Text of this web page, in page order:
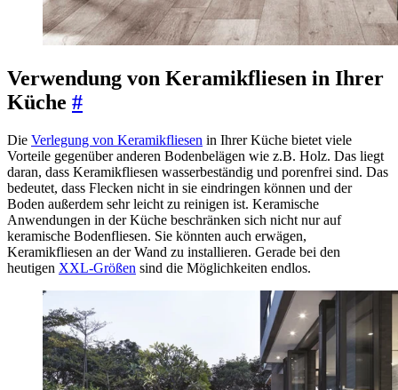
Verwendung von Keramikfliesen in Ihrer
Küche #
Die Verlegung von Keramikfliesen in Ihrer Küche bietet viele
Vorteile gegenüber anderen Bodenbelägen wie z.B. Holz. Das liegt
daran, dass Keramikfliesen wasserbeständig und porenfrei sind. Das
bedeutet, dass Flecken nicht in sie eindringen können und der
Boden außerdem sehr leicht zu reinigen ist. Keramische
Anwendungen in der Küche beschränken sich nicht nur auf
keramische Bodenfliesen. Sie könnten auch erwägen,
Keramikfliesen an der Wand zu installieren. Gerade bei den
heutigen XXL-Größen sind die Möglichkeiten endlos.